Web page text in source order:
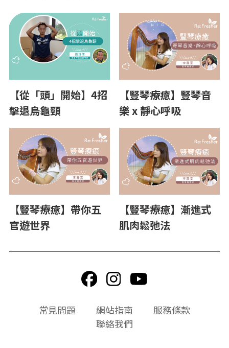
【從「頭」開始】4招
擊退烏龜頸
【豎琴療癒】豎琴音
樂 x 靜心呼吸
【豎琴療癒】帶你五
官遊世界
【豎琴療癒】漸進式
肌肉鬆弛法
常見問題 網站指南
服務條款
聯絡我們